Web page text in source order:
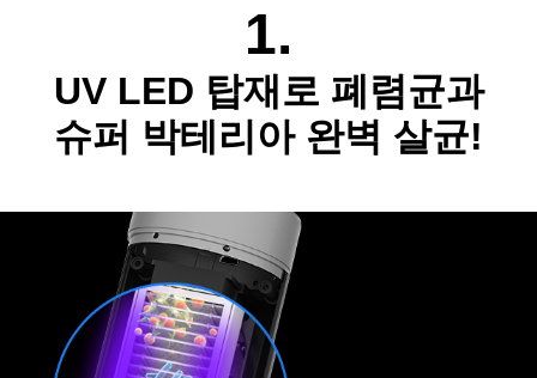
1.
UV LED 탑재로 폐렴균과
슈퍼 박테리아 완벽 살균!